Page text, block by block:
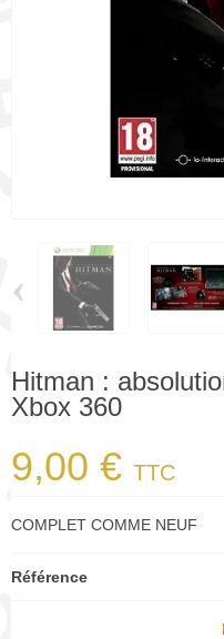
‹
Hitman :
Xbox 360
9,00 € TTC
COMPLET COMME NEUF
Référence